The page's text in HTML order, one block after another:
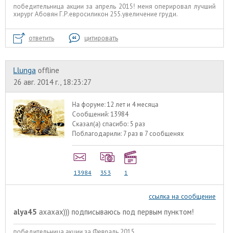
победительница акции за апрель 2015! меня оперировал лучший
хирург Абовян Г.Р.евросиликон 255.увеличение груди.
ответить цитировать
Llunga offline
26 авг. 2014 г., 18:23:27
На форуме:12 лет и 4 месяца
Сообщений:13984
Сказал(а) спасибо: 5 раз
Поблагодарили: 7 раз в 7 сообщенях
13984 353 1
ссылка на сообщение
alya45 ахахах))) подписываюсь под первым пунктом!